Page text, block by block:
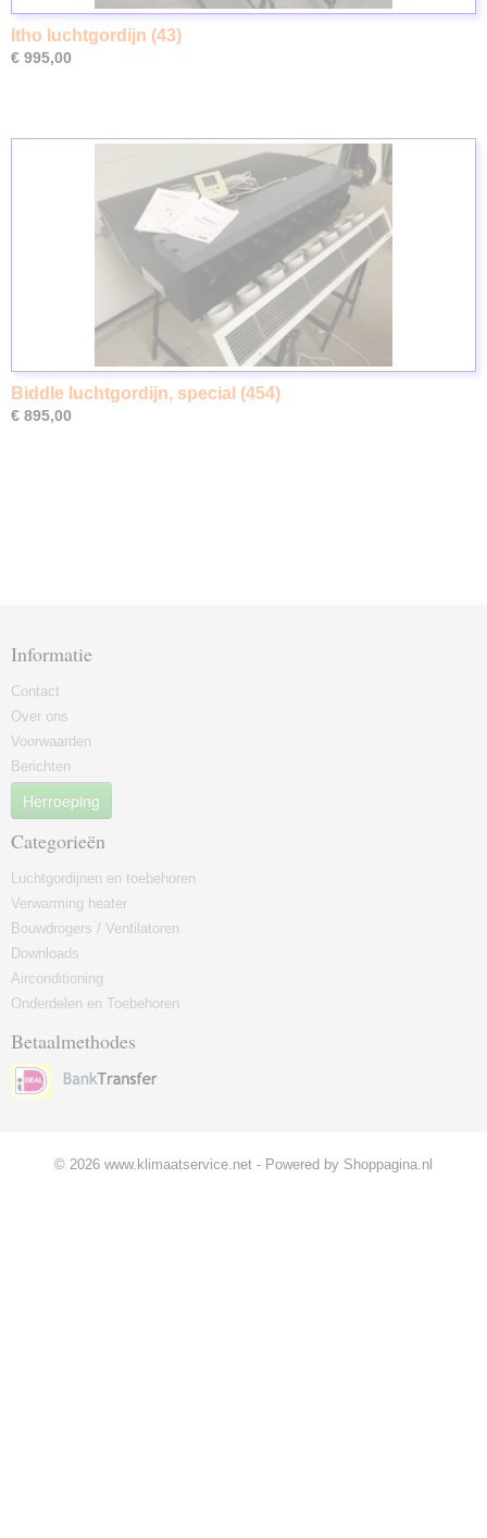
Itho luchtgordijn (43)
€ 995,00
Biddle luchtgordijn, special (454)
€ 895,00
Informatie
Contact
Over ons
Voorwaarden
Berichten
Herroeping
Categorieën
Luchtgordijnen en toebehoren
Verwarming heater
Bouwdrogers / Ventilatoren
Downloads
Airconditioning
Onderdelen en Toebehoren
Betaalmethodes
© 2026 www.klimaatservice.net - Powered by Shoppagina.nl